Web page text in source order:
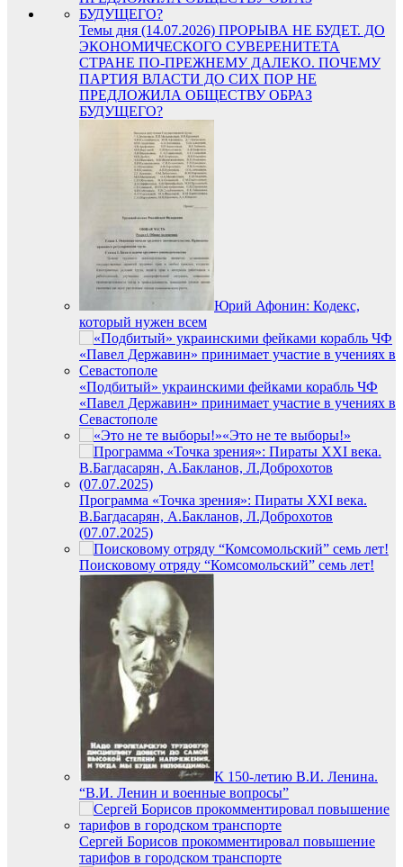
Темы дня (14.07.2026) ПРОРЫВА НЕ БУДЕТ. ДО
ЭКОНОМИЧЕСКОГО СУВЕРЕНИТЕТА
СТРАНЕ ПО-ПРЕЖНЕМУ ДАЛЕКО. ПОЧЕМУ
ПАРТИЯ ВЛАСТИ ДО СИХ ПОР НЕ
ПРЕДЛОЖИЛА ОБЩЕСТВУ ОБРАЗ
БУДУЩЕГО?
Юрий Афонин: Кодекс,
который нужен всем
«Подбитый» украинскими фейками корабль ЧФ
«Павел Державин» принимает участие в учениях в
Севастополе
«Это не те выборы!»
Программа «Точка зрения»: Пираты ХХI века.
В.Багдасарян, А.Бакланов, Л.Доброхотов
(07.07.2025)
Поисковому отряду “Комсомольский” семь лет!
К 150-летию В.И. Ленина.
“В.И. Ленин и военные вопросы”
Сергей Борисов прокомментировал повышение
тарифов в городском транспорте